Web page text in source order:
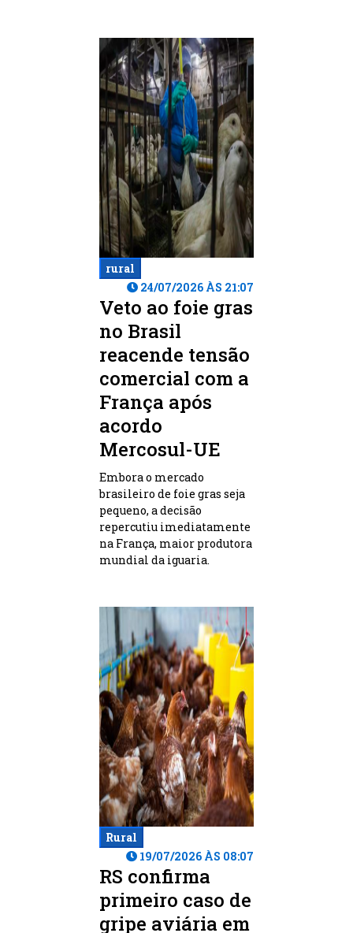
rural
24/07/2026 ÀS 21:07
Veto ao foie gras
no Brasil
reacende tensão
comercial com a
França após
acordo
Mercosul-UE
Embora o mercado
brasileiro de foie gras seja
pequeno, a decisão
repercutiu imediatamente
na França, maior produtora
mundial da iguaria.
Rural
19/07/2026 ÀS 08:07
RS confirma
primeiro caso de
gripe aviária em